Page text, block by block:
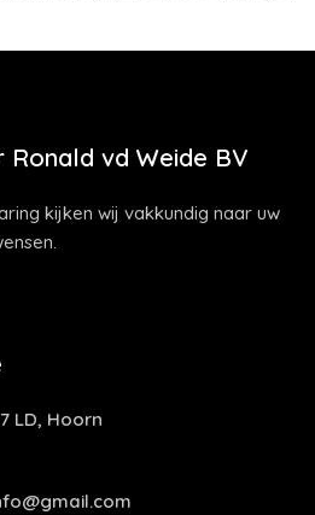
vd Weide BV
kijken wij vakkundig naar uw
LD, Hoorn